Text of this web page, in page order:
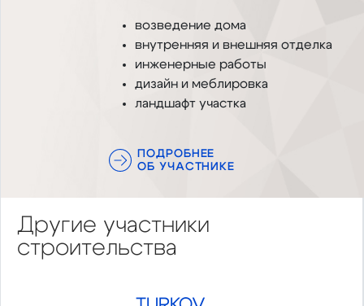
возведение дома
внутренняя и внешняя отделка
инженерные работы
дизайн и меблировка
ландшафт участка
ПОДРОБНЕЕ
ОБ УЧАСТНИКЕ
Другие участники
строительства